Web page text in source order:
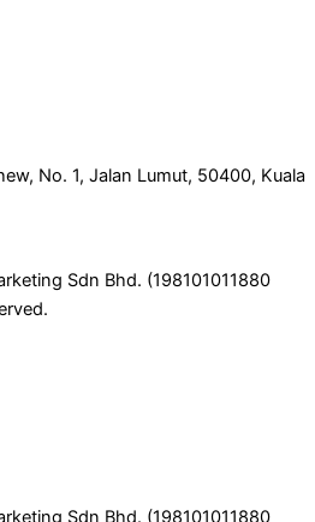
No. 1, Jalan Lumut, 50400, Kuala
Sdn Bhd. (198101011880
Sdn Bhd. (198101011880